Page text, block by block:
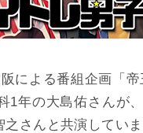
による番組企画「帝
年の大島佑さんが
さんと共演していま